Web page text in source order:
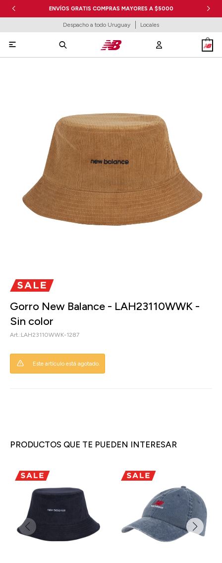
ENVÍOS GRATIS COMPRAS MAYORES A $5000
Despacho a todo Uruguay Locales

Gorro New Balance - LAH23110WWK -
Sin color
LAH23110WWK-1287
Este artículo está agotado.
PRODUCTOS QUE TE PUEDEN INTERESAR